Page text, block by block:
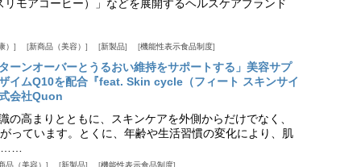
モアコーヒー）」などを展開するヘルスケアブランド
） 新商品（美容） 新製品 機能性表示食品制度
ーンオーバーとうるおい維持をサポートする」美容サプ
イムQ10を配合『feat. Skin cycle（フィート スキンサイ
会社Quon
の高まりとともに、スキンケアを外側からだけでなく、
っています。とくに、年齢や生活習慣の変化により、肌
品（美容） 新製品 機能性表示食品制度